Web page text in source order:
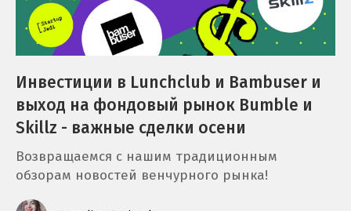
Инвестиции в Lunchclub и Bambuser и
выход на фондовый рынок Bumble и
Skillz - важные сделки осени
Возвращаемся с нашим традиционным
обзорам новостей венчурного рынка!